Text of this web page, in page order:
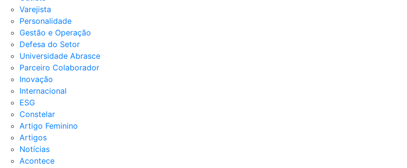
Varejista
Personalidade
Gestão e Operação
Defesa do Setor
Universidade Abrasce
Parceiro Colaborador
Inovação
Internacional
ESG
Constelar
Artigo Feminino
Artigos
Notícias
Acontece